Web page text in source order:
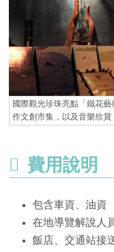
國際觀光珍珠亮點「鐵花
作文創市集，以及音樂欣賞
費用說明
包含車資、油資
在地導覽解說人
飯店、交通站接